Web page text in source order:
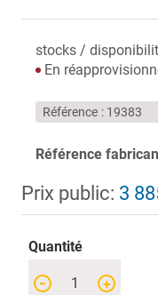
stocks /
En
Référence 19383
Référence
Prix public: 3
Quantité
+
-